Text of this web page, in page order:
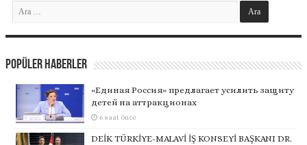
Popüler Haberler
«Единая Россия» предлагает усилить защиту
детей на аттракционах
6 saat önce
DEİK TÜRKİYE-MALAVİ İŞ KONSEYİ BAŞKANI DR.